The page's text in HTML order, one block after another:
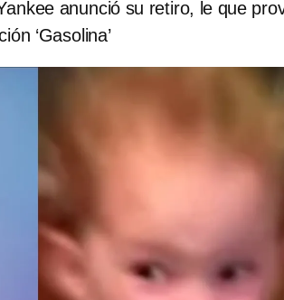
anunció su retiro, le que
‘Gasolina’